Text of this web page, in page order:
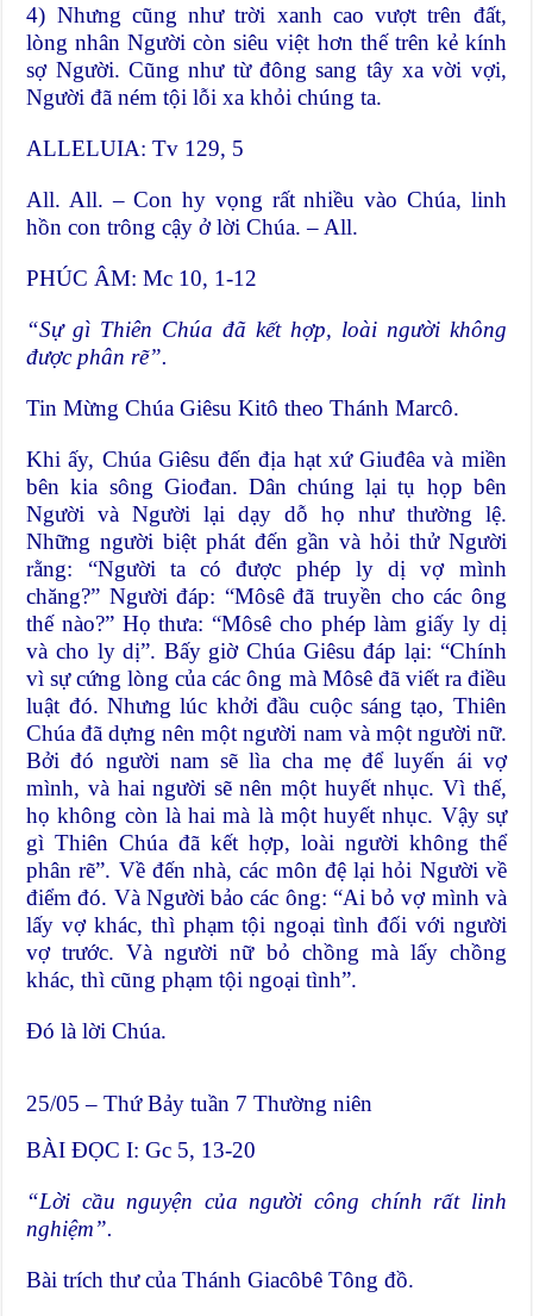
4) Nhưng cũng như trời xanh cao vượt trên đất,
lòng nhân Người còn siêu việt hơn thế trên kẻ kính
sợ Người. Cũng như từ đông sang tây xa vời vợi,
Người đã ném tội lỗi xa khỏi chúng ta.
ALLELUIA: Tv 129, 5
All. All. – Con hy vọng rất nhiều vào Chúa, linh
hồn con trông cậy ở lời Chúa. – All.
PHÚC ÂM: Mc 10, 1-12
“Sự gì Thiên Chúa đã kết hợp, loài người không
được phân rẽ”.
Tin Mừng Chúa Giêsu Kitô theo Thánh Marcô.
Khi ấy, Chúa Giêsu đến địa hạt xứ Giuđêa và miền
bên kia sông Giođan. Dân chúng lại tụ họp bên
Người và Người lại dạy dỗ họ như thường lệ.
Những người biệt phát đến gần và hỏi thử Người
rằng: “Người ta có được phép ly dị vợ mình
chăng?” Người đáp: “Môsê đã truyền cho các ông
thế nào?” Họ thưa: “Môsê cho phép làm giấy ly dị
và cho ly dị”. Bấy giờ Chúa Giêsu đáp lại: “Chính
vì sự cứng lòng của các ông mà Môsê đã viết ra điều
luật đó. Nhưng lúc khởi đầu cuộc sáng tạo, Thiên
Chúa đã dựng nên một người nam và một người nữ.
Bởi đó người nam sẽ lìa cha mẹ để luyến ái vợ
mình, và hai người sẽ nên một huyết nhục. Vì thế,
họ không còn là hai mà là một huyết nhục. Vậy sự
gì Thiên Chúa đã kết hợp, loài người không thể
phân rẽ”. Về đến nhà, các môn đệ lại hỏi Người về
điểm đó. Và Người bảo các ông: “Ai bỏ vợ mình và
lấy vợ khác, thì phạm tội ngoại tình đối với người
vợ trước. Và người nữ bỏ chồng mà lấy chồng
khác, thì cũng phạm tội ngoại tình”.
Đó là lời Chúa.
25/05 – Thứ Bảy tuần 7 Thường niên
BÀI ĐỌC I: Gc 5, 13-20
“Lời cầu nguyện của người công chính rất linh
nghiệm”.
Bài trích thư của Thánh Giacôbê Tông đồ.